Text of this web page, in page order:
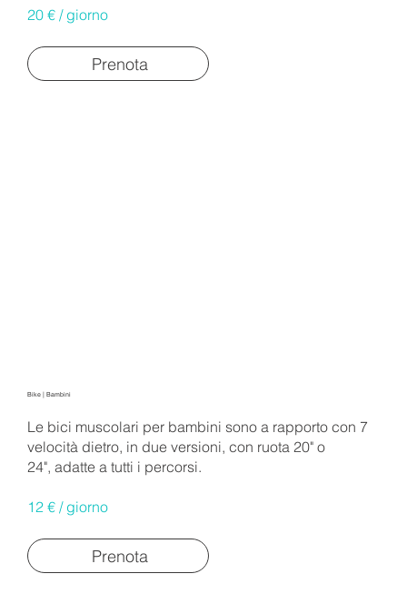
20 € / giorno
Prenota
Bike | Bambini
Le bici muscolari per bambini sono a rapporto con 7
velocità dietro, in due versioni, con ruota 20" o
24", adatte a tutti i percorsi.
12 € / giorno
Prenota